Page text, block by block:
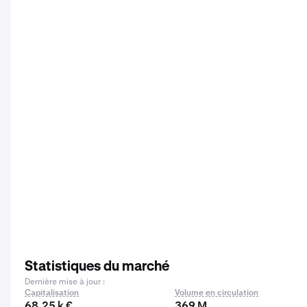
Statistiques du marché
Dernière mise à jour :
Capitalisation
Volume en circulation